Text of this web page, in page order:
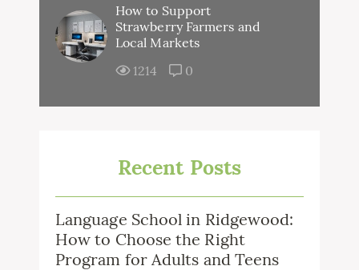
How to Support
Strawberry Farmers and
Local Markets
1214
0
Recent Posts
Language School in Ridgewood:
How to Choose the Right
Program for Adults and Teens